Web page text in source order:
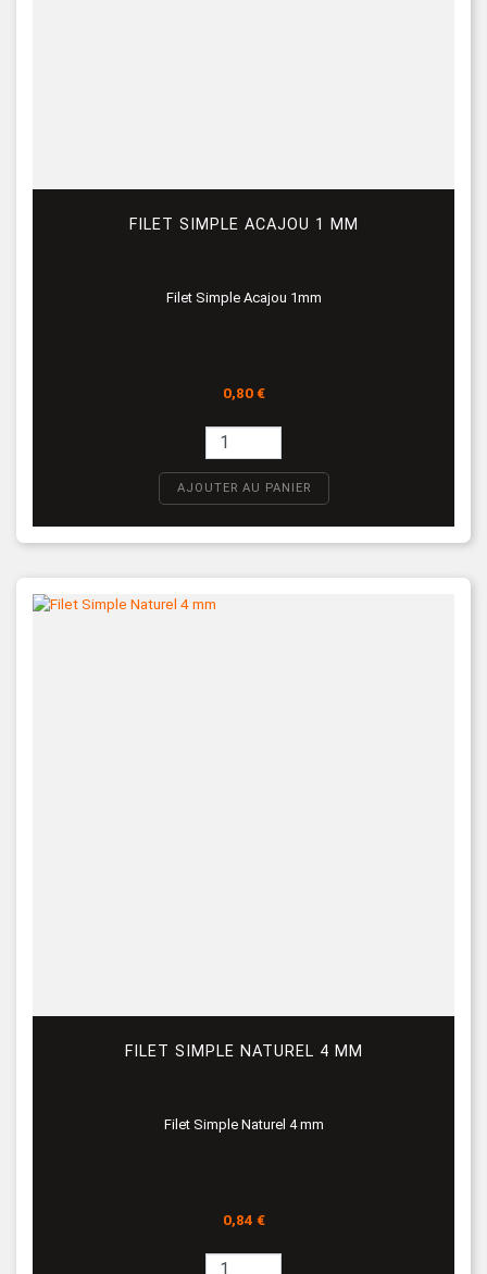
FILET SIMPLE ACAJOU 1 MM
Filet Simple Acajou 1mm
Prix
0,80 €
AJOUTER AU PANIER
FILET SIMPLE NATUREL 4 MM
Filet Simple Naturel 4 mm
Prix
0,84 €